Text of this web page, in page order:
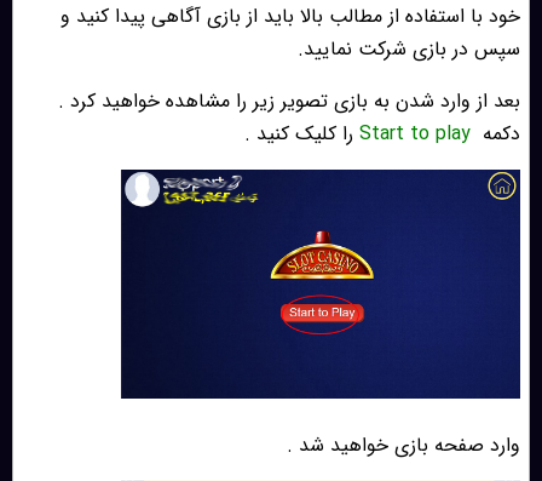
خود با استفاده از مطالب بالا باید از بازی آگاهی پیدا کنید و
سپس در بازی شرکت نمایید.
بعد از وارد شدن به بازی تصویر زیر را مشاهده خواهید کرد .
دکمه Start to play را کلیک کنید .
وارد صفحه بازی خواهید شد .